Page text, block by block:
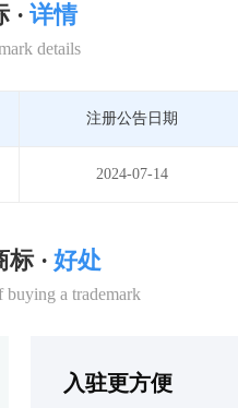
· 详情
details
注册公告日期
2024-07-14
标 · 好处
buying a trademark
入驻更方便